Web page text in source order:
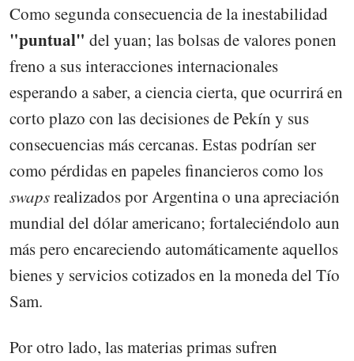
Como segunda consecuencia de la inestabilidad
"puntual" del yuan; las bolsas de valores ponen
freno a sus interacciones internacionales
esperando a saber, a ciencia cierta, que ocurrirá en
corto plazo con las decisiones de Pekín y sus
consecuencias más cercanas. Estas podrían ser
como pérdidas en papeles financieros como los
swapsrealizados por Argentina o una apreciación
mundial del dólar americano; fortaleciéndolo aun
más pero encareciendo automáticamente aquellos
bienes y servicios cotizados en la moneda del Tío
Sam.
Por otro lado, las materias primas sufren